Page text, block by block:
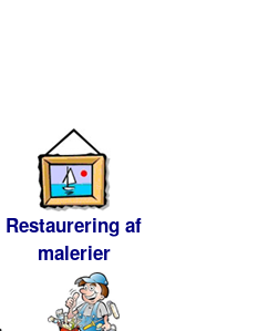
Restaurering af
malerier